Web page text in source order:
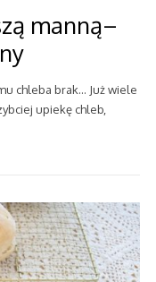
manną–
chleba brak… Już wiele
upiekę chleb,